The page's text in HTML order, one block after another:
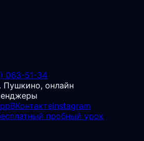
063-51-34
Пушкино, онлайн
ВКонтактеInstagram
пробный урок